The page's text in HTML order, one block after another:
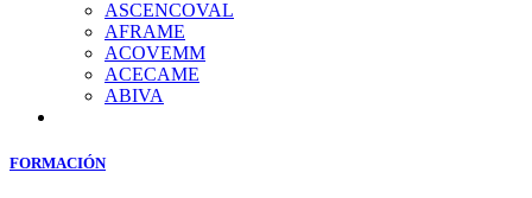
ASCENCOVAL
AFRAME
ACOVEMM
ACECAME
ABIVA
FORMACIÓN